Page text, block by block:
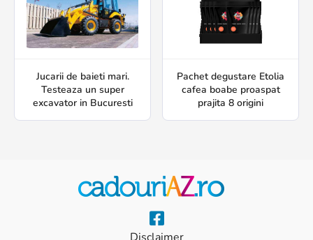
Jucarii de baieti mari.
Testeaza un super
excavator in Bucuresti
Pachet degustare Etolia
cafea boabe proaspat
prajita 8 origini